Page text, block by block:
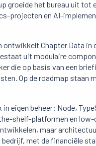
groeide het bureau uit
projecten en AI-
Chapter Data in
uit modulaire
die op basis van een
Op de roadmap staan
in eigen beheer: Node,
shelf-platformen en
maar
met de financiële